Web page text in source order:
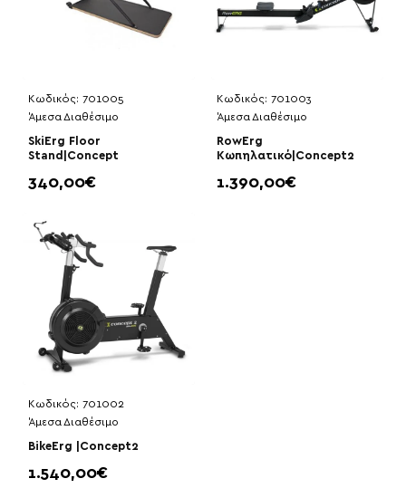
Κωδικός: 701005
Άμεσα Διαθέσιμο
SkiErg Floor
Stand|Concept
340,00€
Κωδικός: 701003
Άμεσα Διαθέσιμο
RowErg
Κωπηλατικό|Concept2
1.390,00€
Κωδικός: 701002
Άμεσα Διαθέσιμο
BikeErg |Concept2
1.540,00€